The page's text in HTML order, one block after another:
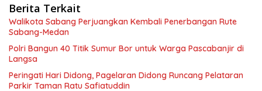
Berita Terkait
Walikota Sabang Perjuangkan Kembali Penerbangan Rute
Sabang-Medan
Polri Bangun 40 Titik Sumur Bor untuk Warga Pascabanjir di
Langsa
Peringati Hari Didong, Pagelaran Didong Runcang Pelataran
Parkir Taman Ratu Safiatuddin